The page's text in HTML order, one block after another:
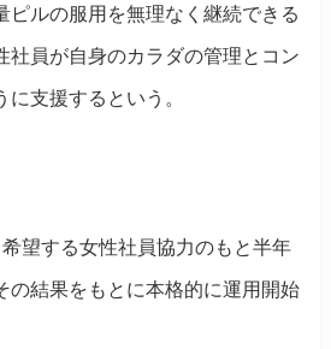
ピルの服用を無理なく継続できる
社員が自身のカラダの管理とコン
に支援するという。
望する女性社員協力のもと半年
の結果をもとに本格的に運用開始